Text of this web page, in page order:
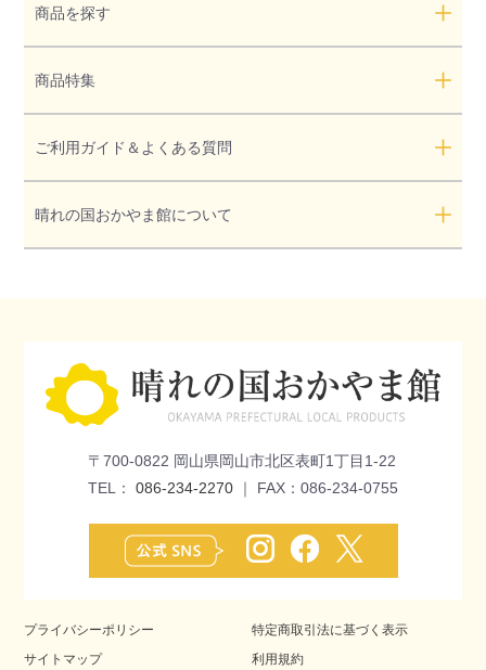
商品を探す
商品特集
ご利用ガイド＆よくある質問
晴れの国おかやま館について
〒700-0822 岡山県岡山市北区表町1丁目1-22
TEL： 086-234-2270 ｜ FAX：086-234-0755
プライバシーポリシー
特定商取引法に基づく表示
サイトマップ
利用規約